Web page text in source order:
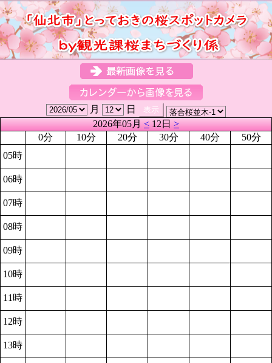
月
日
2026年05月<12日>
0分
10分 20分 30分 40分
50分
05時
06時
07時
08時
09時
10時
11時
12時
13時